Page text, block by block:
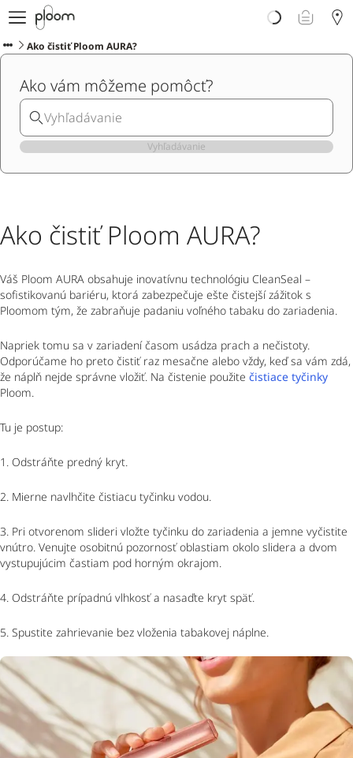
E-shop
Ploom AURA
Podpora
Ploom Club
Ako čistiť Ploom AURA?
Ako vám môžeme pomôcť?
Vyhľadávanie
Ako čistiť Ploom AURA?
Váš Ploom AURA obsahuje inovatívnu technológiu CleanSeal –
sofistikovanú bariéru, ktorá zabezpečuje ešte čistejší zážitok s
Ploomom tým, že zabraňuje padaniu voľného tabaku do zariadenia.
Napriek tomu sa v zariadení časom usádza prach a nečistoty.
Odporúčame ho preto čistiť raz mesačne alebo vždy, keď sa vám zdá,
že náplň nejde správne vložiť. Na čistenie použite čistiace tyčinky
Ploom.
Tu je postup:
1. Odstráňte predný kryt.
2. Mierne navlhčite čistiacu tyčinku vodou.
3. Pri otvorenom slideri vložte tyčinku do zariadenia a jemne vyčistite
vnútro. Venujte osobitnú pozornosť oblastiam okolo slidera a dvom
vystupujúcim častiam pod horným okrajom.
4. Odstráňte prípadnú vlhkosť a nasaďte kryt späť.
5. Spustite zahrievanie bez vloženia tabakovej náplne.